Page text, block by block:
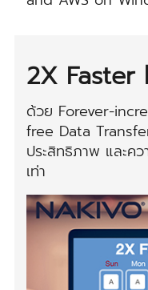
2X
ด้วย Forever-
free Data
ประสิทธิภาพ และค
เท่า